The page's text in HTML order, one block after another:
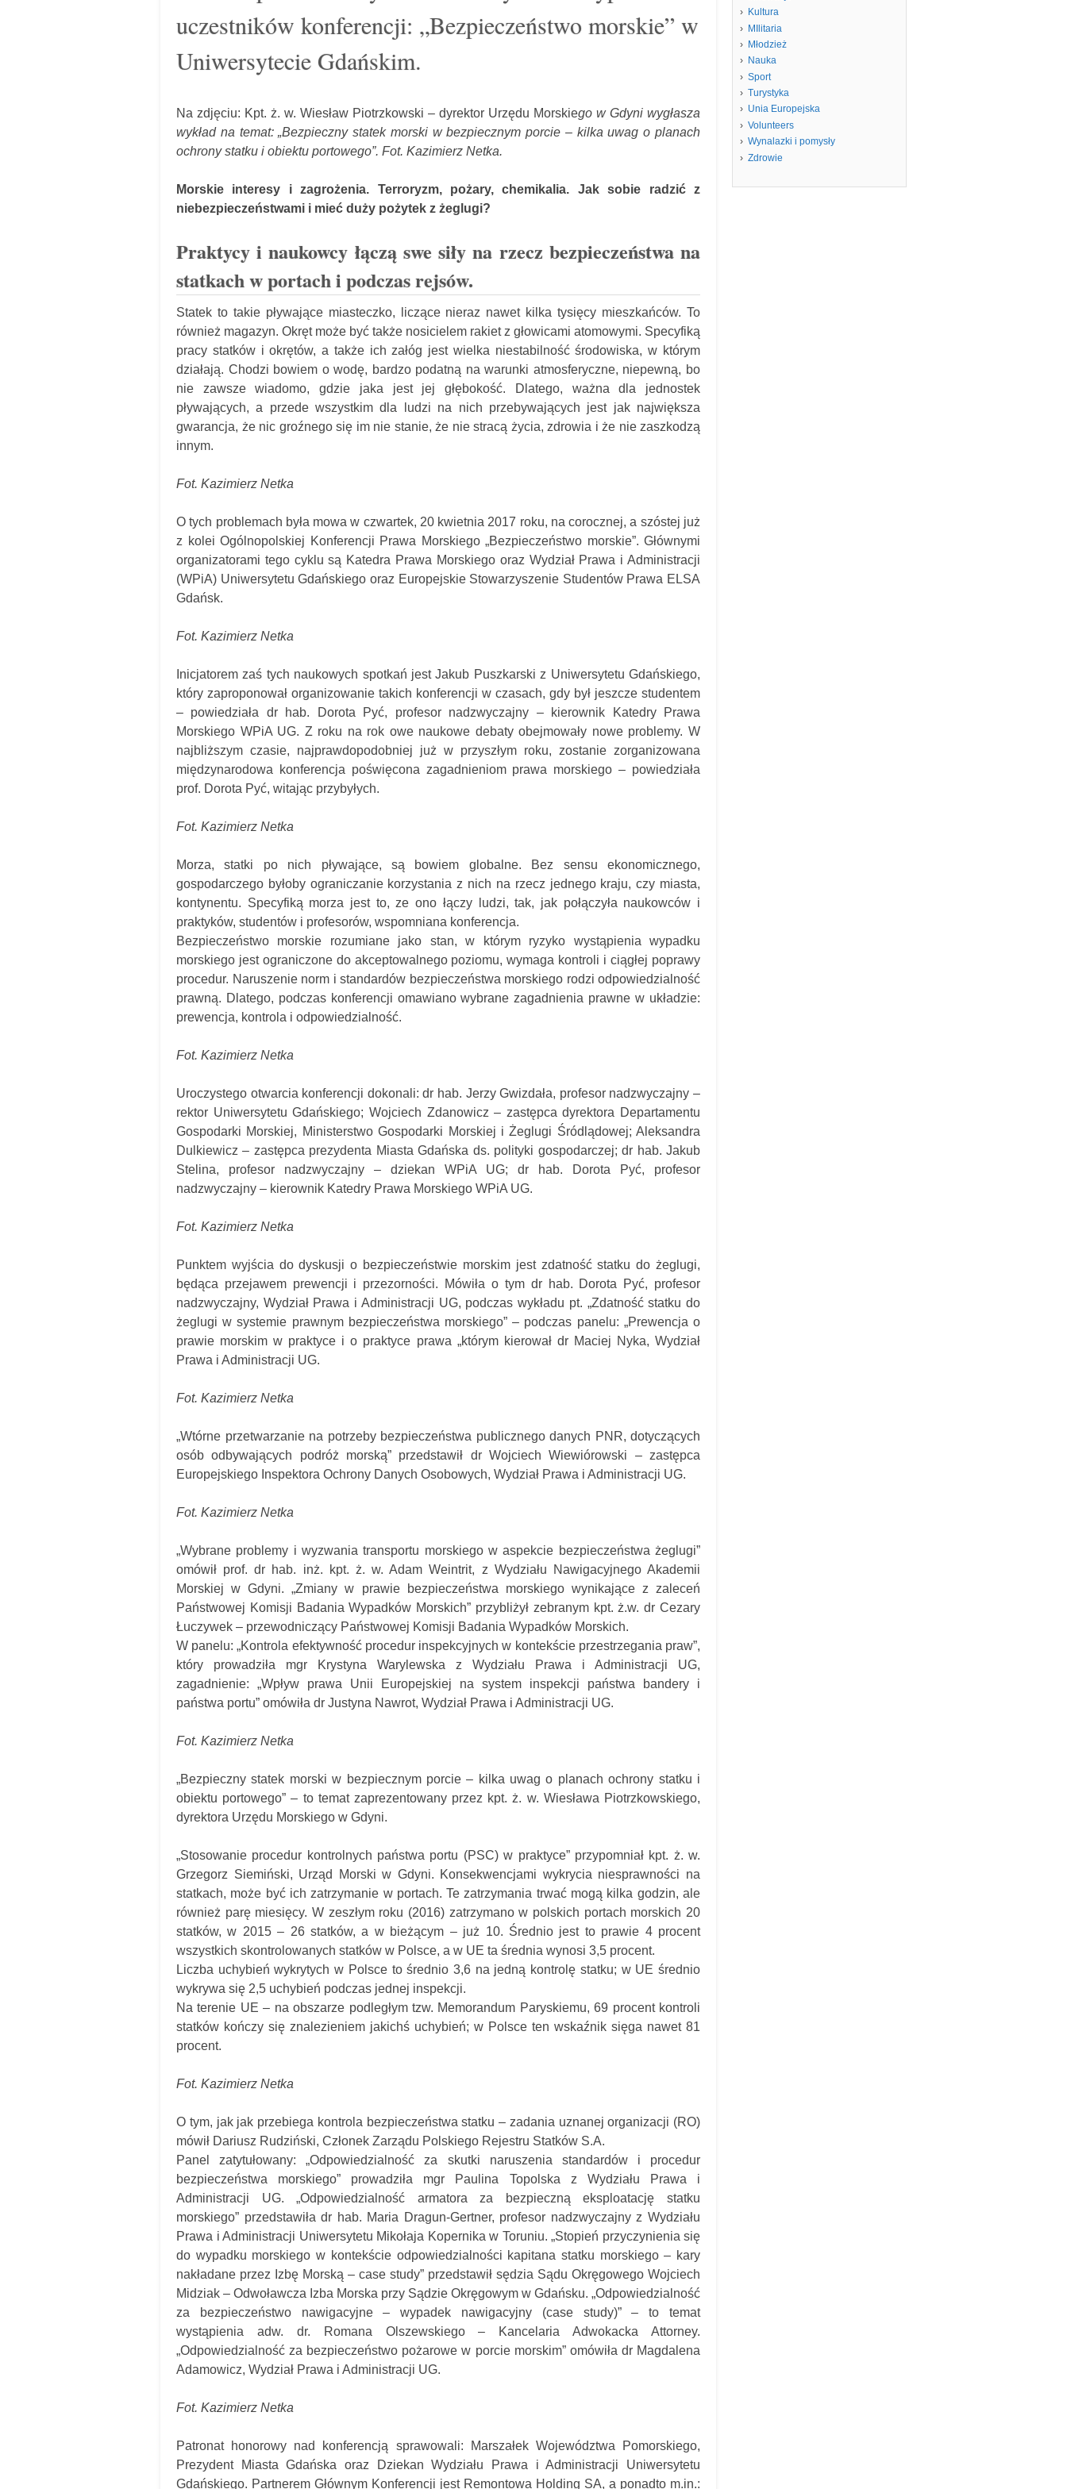
uczestników konferencji: „Bezpieczeństwo morskie” w
Uniwersytecie Gdańskim.
Na zdjęciu: Kpt. ż. w. Wiesław Piotrzkowski – dyrektor Urzędu Morskiego w Gdyni wygłasza
wykład na temat: „Bezpieczny statek morski w bezpiecznym porcie – kilka uwag o planach
ochrony statku i obiektu portowego”. Fot. Kazimierz Netka.
Morskie interesy i zagrożenia. Terroryzm, pożary, chemikalia. Jak sobie radzić z
niebezpieczeństwami i mieć duży pożytek z żeglugi?
Praktycy i naukowcy łączą swe siły na rzecz bezpieczeństwa na
statkach w portach i podczas rejsów.
Statek to takie pływające miasteczko, liczące nieraz nawet kilka tysięcy mieszkańców. To
również magazyn. Okręt może być także nosicielem rakiet z głowicami atomowymi. Specyfiką
pracy statków i okrętów, a także ich załóg jest wielka niestabilność środowiska, w którym
działają. Chodzi bowiem o wodę, bardzo podatną na warunki atmosferyczne, niepewną, bo
nie zawsze wiadomo, gdzie jaka jest jej głębokość. Dlatego, ważna dla jednostek
pływających, a przede wszystkim dla ludzi na nich przebywających jest jak największa
gwarancja, że nic groźnego się im nie stanie, że nie stracą życia, zdrowia i że nie zaszkodzą
innym.
Fot. Kazimierz Netka
O tych problemach była mowa w czwartek, 20 kwietnia 2017 roku, na corocznej, a szóstej już
z kolei Ogólnopolskiej Konferencji Prawa Morskiego „Bezpieczeństwo morskie”. Głównymi
organizatorami tego cyklu są Katedra Prawa Morskiego oraz Wydział Prawa i Administracji
(WPiA) Uniwersytetu Gdańskiego oraz Europejskie Stowarzyszenie Studentów Prawa ELSA
Gdańsk.
Fot. Kazimierz Netka
Inicjatorem zaś tych naukowych spotkań jest Jakub Puszkarski z Uniwersytetu Gdańskiego,
który zaproponował organizowanie takich konferencji w czasach, gdy był jeszcze studentem
– powiedziała dr hab. Dorota Pyć, profesor nadzwyczajny – kierownik Katedry Prawa
Morskiego WPiA UG. Z roku na rok owe naukowe debaty obejmowały nowe problemy. W
najbliższym czasie, najprawdopodobniej już w przyszłym roku, zostanie zorganizowana
międzynarodowa konferencja poświęcona zagadnieniom prawa morskiego – powiedziała
prof. Dorota Pyć, witając przybyłych.
Fot. Kazimierz Netka
Morza, statki po nich pływające, są bowiem globalne. Bez sensu ekonomicznego,
gospodarczego byłoby ograniczanie korzystania z nich na rzecz jednego kraju, czy miasta,
kontynentu. Specyfiką morza jest to, ze ono łączy ludzi, tak, jak połączyła naukowców i
praktyków, studentów i profesorów, wspomniana konferencja.
Bezpieczeństwo morskie rozumiane jako stan, w którym ryzyko wystąpienia wypadku
morskiego jest ograniczone do akceptowalnego poziomu, wymaga kontroli i ciągłej poprawy
procedur. Naruszenie norm i standardów bezpieczeństwa morskiego rodzi odpowiedzialność
prawną. Dlatego, podczas konferencji omawiano wybrane zagadnienia prawne w układzie:
prewencja, kontrola i odpowiedzialność.
Fot. Kazimierz Netka
Uroczystego otwarcia konferencji dokonali: dr hab. Jerzy Gwizdała, profesor nadzwyczajny –
rektor Uniwersytetu Gdańskiego; Wojciech Zdanowicz – zastępca dyrektora Departamentu
Gospodarki Morskiej, Ministerstwo Gospodarki Morskiej i Żeglugi Śródlądowej; Aleksandra
Dulkiewicz – zastępca prezydenta Miasta Gdańska ds. polityki gospodarczej; dr hab. Jakub
Stelina, profesor nadzwyczajny – dziekan WPiA UG; dr hab. Dorota Pyć, profesor
nadzwyczajny – kierownik Katedry Prawa Morskiego WPiA UG.
Fot. Kazimierz Netka
Punktem wyjścia do dyskusji o bezpieczeństwie morskim jest zdatność statku do żeglugi,
będąca przejawem prewencji i przezorności. Mówiła o tym dr hab. Dorota Pyć, profesor
nadzwyczajny, Wydział Prawa i Administracji UG, podczas wykładu pt. „Zdatność statku do
żeglugi w systemie prawnym bezpieczeństwa morskiego” – podczas panelu: „Prewencja o
prawie morskim w praktyce i o praktyce prawa „którym kierował dr Maciej Nyka, Wydział
Prawa i Administracji UG.
Fot. Kazimierz Netka
„Wtórne przetwarzanie na potrzeby bezpieczeństwa publicznego danych PNR, dotyczących
osób odbywających podróż morską” przedstawił dr Wojciech Wiewiórowski – zastępca
Europejskiego Inspektora Ochrony Danych Osobowych, Wydział Prawa i Administracji UG.
Fot. Kazimierz Netka
„Wybrane problemy i wyzwania transportu morskiego w aspekcie bezpieczeństwa żeglugi”
omówił prof. dr hab. inż. kpt. ż. w. Adam Weintrit, z Wydziału Nawigacyjnego Akademii
Morskiej w Gdyni. „Zmiany w prawie bezpieczeństwa morskiego wynikające z zaleceń
Państwowej Komisji Badania Wypadków Morskich” przybliżył zebranym kpt. ż.w. dr Cezary
Łuczywek – przewodniczący Państwowej Komisji Badania Wypadków Morskich.
W panelu: „Kontrola efektywność procedur inspekcyjnych w kontekście przestrzegania praw”,
który prowadziła mgr Krystyna Warylewska z Wydziału Prawa i Administracji UG,
zagadnienie: „Wpływ prawa Unii Europejskiej na system inspekcji państwa bandery i
państwa portu” omówiła dr Justyna Nawrot, Wydział Prawa i Administracji UG.
Fot. Kazimierz Netka
„Bezpieczny statek morski w bezpiecznym porcie – kilka uwag o planach ochrony statku i
obiektu portowego” – to temat zaprezentowany przez kpt. ż. w. Wiesława Piotrzkowskiego,
dyrektora Urzędu Morskiego w Gdyni.
„Stosowanie procedur kontrolnych państwa portu (PSC) w praktyce” przypomniał kpt. ż. w.
Grzegorz Siemiński, Urząd Morski w Gdyni. Konsekwencjami wykrycia niesprawności na
statkach, może być ich zatrzymanie w portach. Te zatrzymania trwać mogą kilka godzin, ale
również parę miesięcy. W zeszłym roku (2016) zatrzymano w polskich portach morskich 20
statków, w 2015 – 26 statków, a w bieżącym – już 10. Średnio jest to prawie 4 procent
wszystkich skontrolowanych statków w Polsce, a w UE ta średnia wynosi 3,5 procent.
Liczba uchybień wykrytych w Polsce to średnio 3,6 na jedną kontrolę statku; w UE średnio
wykrywa się 2,5 uchybień podczas jednej inspekcji.
Na terenie UE – na obszarze podległym tzw. Memorandum Paryskiemu, 69 procent kontroli
statków kończy się znalezieniem jakichś uchybień; w Polsce ten wskaźnik sięga nawet 81
procent.
Fot. Kazimierz Netka
O tym, jak jak przebiega kontrola bezpieczeństwa statku – zadania uznanej organizacji (RO)
mówił Dariusz Rudziński, Członek Zarządu Polskiego Rejestru Statków S.A.
Panel zatytułowany: „Odpowiedzialność za skutki naruszenia standardów i procedur
bezpieczeństwa morskiego” prowadziła mgr Paulina Topolska z Wydziału Prawa i
Administracji UG. „Odpowiedzialność armatora za bezpieczną eksploatację statku
morskiego” przedstawiła dr hab. Maria Dragun-Gertner, profesor nadzwyczajny z Wydziału
Prawa i Administracji Uniwersytetu Mikołaja Kopernika w Toruniu. „Stopień przyczynienia się
do wypadku morskiego w kontekście odpowiedzialności kapitana statku morskiego – kary
nakładane przez Izbę Morską – case study” przedstawił sędzia Sądu Okręgowego Wojciech
Midziak – Odwoławcza Izba Morska przy Sądzie Okręgowym w Gdańsku. „Odpowiedzialność
za bezpieczeństwo nawigacyjne – wypadek nawigacyjny (case study)” – to temat
wystąpienia adw. dr. Romana Olszewskiego – Kancelaria Adwokacka Attorney.
„Odpowiedzialność za bezpieczeństwo pożarowe w porcie morskim” omówiła dr Magdalena
Adamowicz, Wydział Prawa i Administracji UG.
Fot. Kazimierz Netka
Patronat honorowy nad konferencją sprawowali: Marszałek Województwa Pomorskiego,
Prezydent Miasta Gdańska oraz Dziekan Wydziału Prawa i Administracji Uniwersytetu
Gdańskiego. Partnerem Głównym Konferencji jest Remontowa Holding SA, a ponadto m.in.:
Kultura
MIlitaria
Młodzież
Nauka
Sport
Turystyka
Unia Europejska
Volunteers
Wynalazki i pomysły
Zdrowie